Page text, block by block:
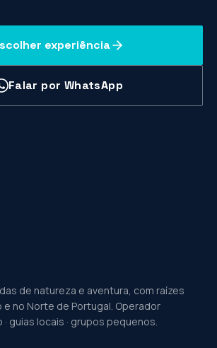
experiência
Falar por WhatsApp
de natureza e aventura, com raízes
e no Norte de Portugal. Operador
guias locais · grupos pequenos.